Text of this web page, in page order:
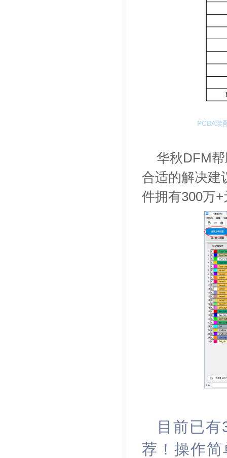
PCBA装
华秋DFM
合适的解决建
件拥有300万
目前已有
荐 ！操作